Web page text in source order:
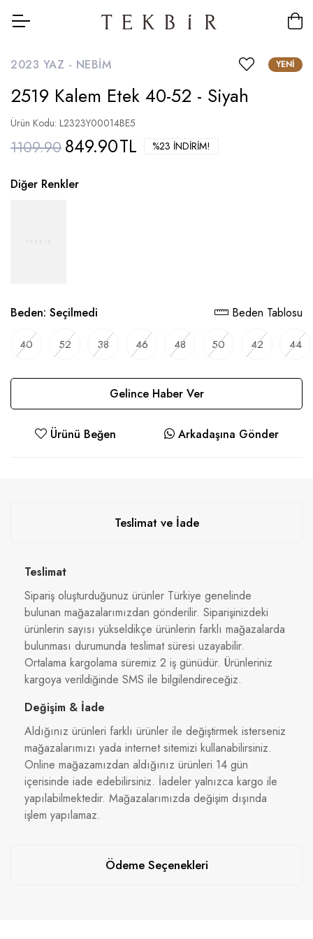
2023 YAZ - NEBIM YENI
2519 Kalem Etek 40-52 - Siyah
Ürün Kodu: L2323Y00014BE5
1109.90 849.90TL %23 İNDIRIM!
Diğer Renkler
Beden: Seçilmedi Beden Tablosu
40 52 38 46 48 50 42 44
Gelince Haber Ver
Ürünü Beğen Arkadaşına Gönder
Teslimat ve İade
Teslimat
Sipariş oluşturduğunuz ürünler Türkiye genelinde
bulunan mağazalarımızdan gönderilir. Siparişinizdeki
ürünlerin sayısı yükseldikçe ürünlerin farklı mağazalarda
bulunması durumunda teslimat süresi uzayabilir.
Ortalama kargolama süremiz 2 iş günüdür. Ürünleriniz
kargoya verildiğinde SMS ile bilgilendireceğiz.
Değişim & İade
Aldığınız ürünleri farklı ürünler ile değiştirmek isterseniz
mağazalarımızı yada internet sitemizi kullanabilirsiniz.
Online mağazamızdan aldığınız ürünleri 14 gün
içerisinde iade edebilirsiniz. İadeler yalnızca kargo ile
yapılabilmektedir. Mağazalarımızda değişim dışında
işlem yapılamaz.
Ödeme Seçenekleri